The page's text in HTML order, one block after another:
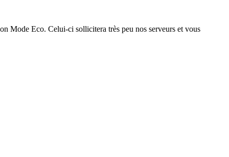
Mode Eco. Celui-ci sollicitera très peu nos serveurs et vous